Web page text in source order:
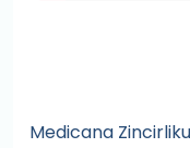
Medicana